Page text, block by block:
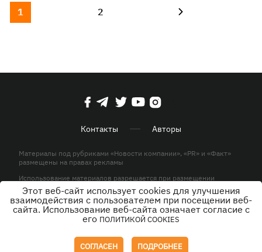
1 2
Контакты Авторы
Материалы под рубриками «Новости компании», «PR» и «Факт»
размещены на правах рекламы
Использование материалов разрешается при размещении
активной гиперссылки на KP.UA в первом абзаце.
© ООО «ЮЛАВ МЕДИА»,2026. Все права защищены.
Этот веб-сайт использует cookies для улучшения
взаимодействия с пользователем при посещении веб-
сайта. Использование веб-сайта означает согласие с
его ПОЛИТИКОЙ COOKIES
СОГЛАСЕН ПОДРОБНЕЕ